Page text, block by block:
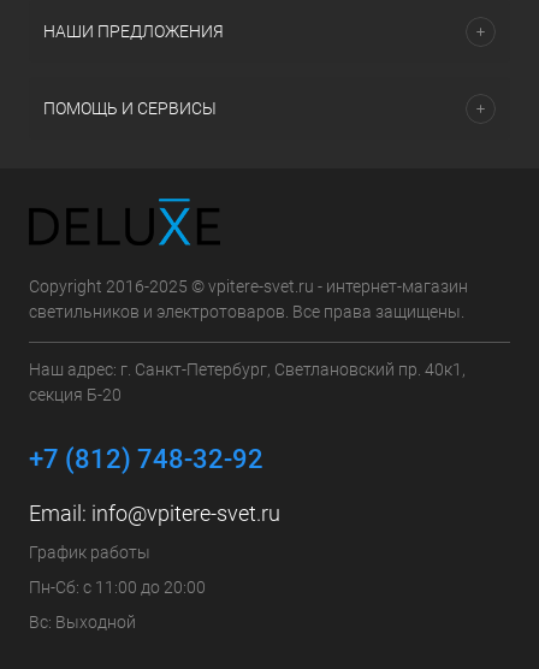
НАШИ ПРЕДЛОЖЕНИЯ
ПОМОЩЬ И СЕРВИСЫ
Copyright 2016-2025 © vpitere-svet.ru - интернет-магазин
светильников и электротоваров. Все права защищены.
Наш адрес: г. Санкт-Петербург, Светлановский пр. 40к1,
секция Б-20
+7 (812) 748-32-92
Email: info@vpitere-svet.ru
График работы
Пн-Сб: с 11:00 до 20:00
Вс: Выходной